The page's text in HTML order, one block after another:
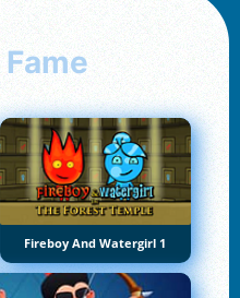
Fame
Fireboy And Watergirl 1